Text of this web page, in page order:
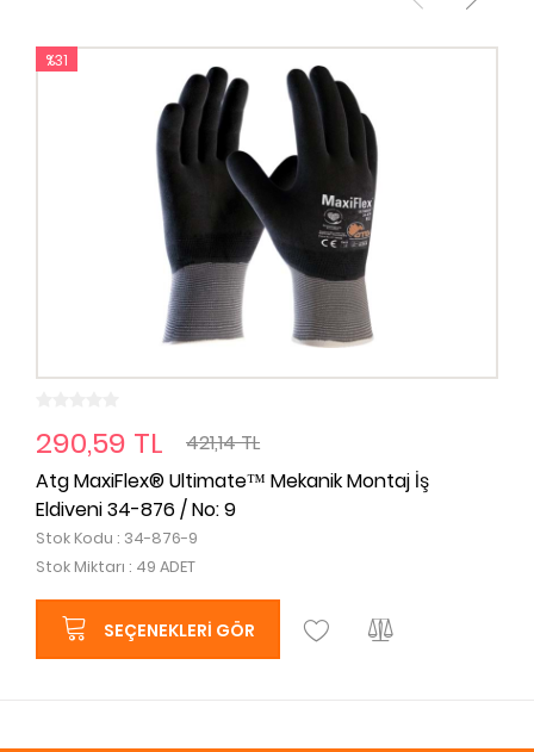
%31
290,59 TL
421,14 TL
Atg MaxiFlex® Ultimate™ Mekanik Montaj İş
Eldiveni 34-876 / No: 9
Stok Kodu : 34-876-9
Stok Miktarı : 49 ADET
SEÇENEKLERI GÖR